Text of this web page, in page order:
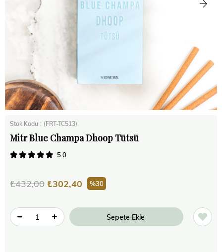
Stok Kodu (FRT-TC513)
Mitr Blue Champa Dhoop Tütsü
5.0
₺432,00 ₺302,40 30